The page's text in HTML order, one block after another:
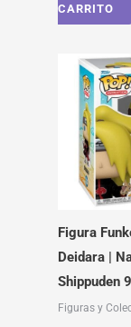
CARRITO
Figura
Deidara |
Shippuden
Figuras y